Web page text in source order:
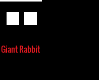
Giant Rabbit